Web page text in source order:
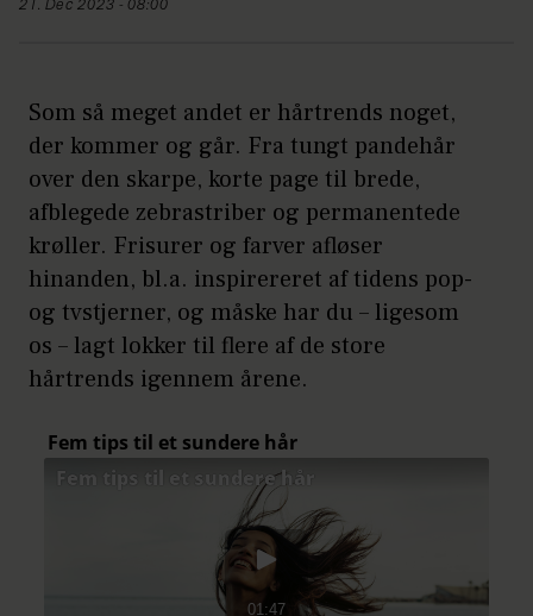
21. Dec 2023 - 08:00
Som så meget andet er hårtrends noget,
der kommer og går. Fra tungt pandehår
over den skarpe, korte page til brede,
afblegede zebrastriber og permanentede
krøller. Frisurer og farver afløser
hinanden, bl.a. inspirereret af tidens pop-
og tvstjerner, og måske har du – ligesom
os – lagt lokker til flere af de store
hårtrends igennem årene.